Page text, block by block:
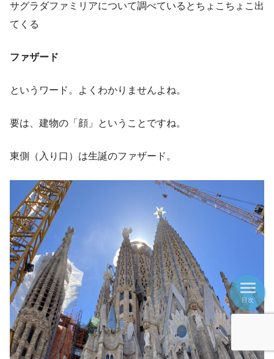
サグラダファミリアについて調べているとちょこちょこ出
てくる
ファザード
というワード。よくわかりませんよね。
要は、建物の「顔」ということですね。
東側（入り口）は生誕のファザード。
目次